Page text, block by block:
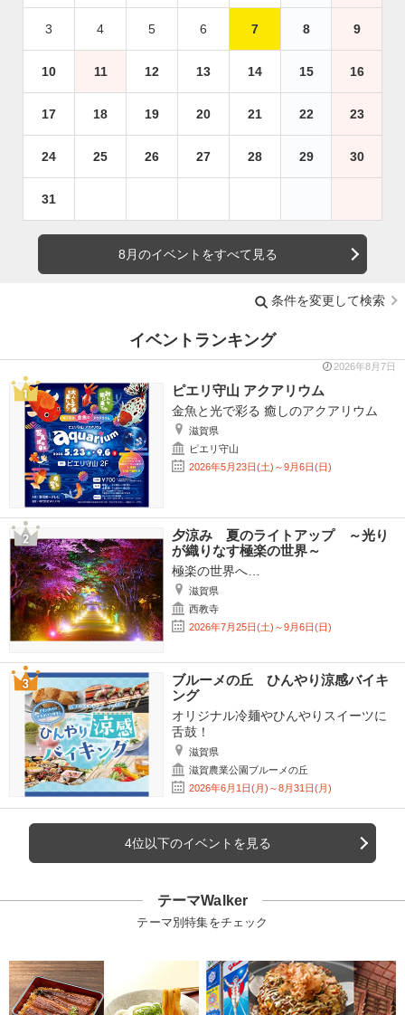
3 4 5 6 7 8 9
10 11 12 13 14 15 16
17 18 19 20 21 22 23
24 25 26 27 28 29 30
31
8月のイベントをすべて見る
条件を変更して検索
イベントランキング
2026年8月7日
ピエリ守山 アクアリウム
金魚と光で彩る 癒しのアクアリウム
滋賀県
ピエリ守山
2026年5月23日(土)～9月6日(日)
夕涼み 夏のライトアップ ～光り
が織りなす極楽の世界～
極楽の世界へ…
滋賀県
西教寺
2026年7月25日(土)～9月6日(日)
ブルーメの丘 ひんやり涼感バイキ
ング
オリジナル冷麺やひんやりスイーツに
舌鼓！
滋賀県
滋賀農業公園ブルーメの丘
2026年6月1日(月)～8月31日(月)
4位以下のイベントを見る
テーマWalker
テーマ別特集をチェック